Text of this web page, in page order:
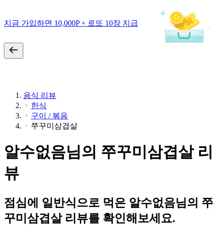
지금 가입하면 10,000P + 로또 10장 지급
음식 리뷰
한식
구이 / 볶음
쭈꾸미삼겹살
알수없음님의 쭈꾸미삼겹살 리
뷰
점심에 일반식으로 먹은 알수없음님의 쭈
꾸미삼겹살 리뷰를 확인해보세요.